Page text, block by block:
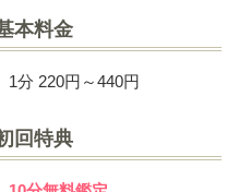
本料金
1分 220円～440円
回特典